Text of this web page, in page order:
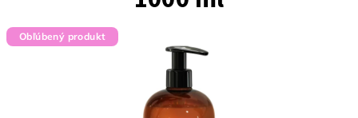
Obľúbený produkt